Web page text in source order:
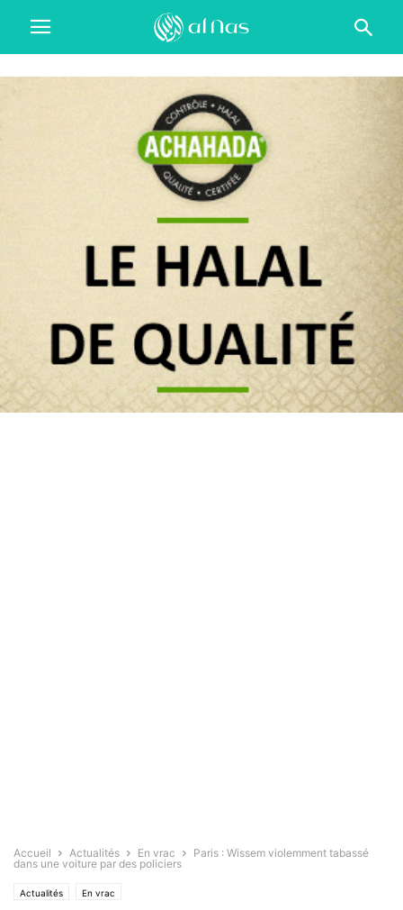
Accueil Actualités En vrac
Paris : Wissem violemment tabassé
dans une voiture par des policiers
Actualités En vrac